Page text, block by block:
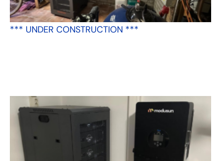
*** UNDER CONSTRUCTION ***